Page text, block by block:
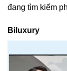
đang tìm kiếm
Biluxury